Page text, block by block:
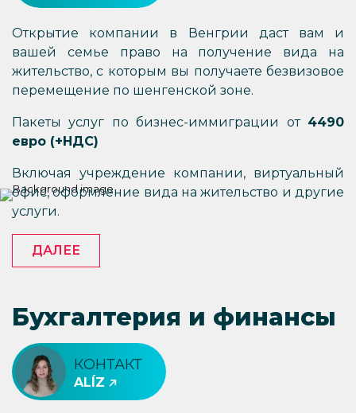
Открытие компании в Венгрии даст вам и
вашей семье право на получение вида на
жительство, с которым вы получаете безвизовое
перемещение по шенгенской зоне.
Пакеты услуг по бизнес-иммиграции от 4490
евро (+НДС)
Включая учреждение компании, виртуальный
офис, оформление вида на жительство и другие
услуги.
ДАЛЕЕ
Бухгалтерия и финансы
КОНТАКТ
ALÍZ